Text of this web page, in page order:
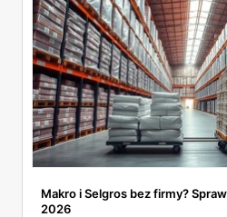
Makro i Selgros bez firmy?
2026